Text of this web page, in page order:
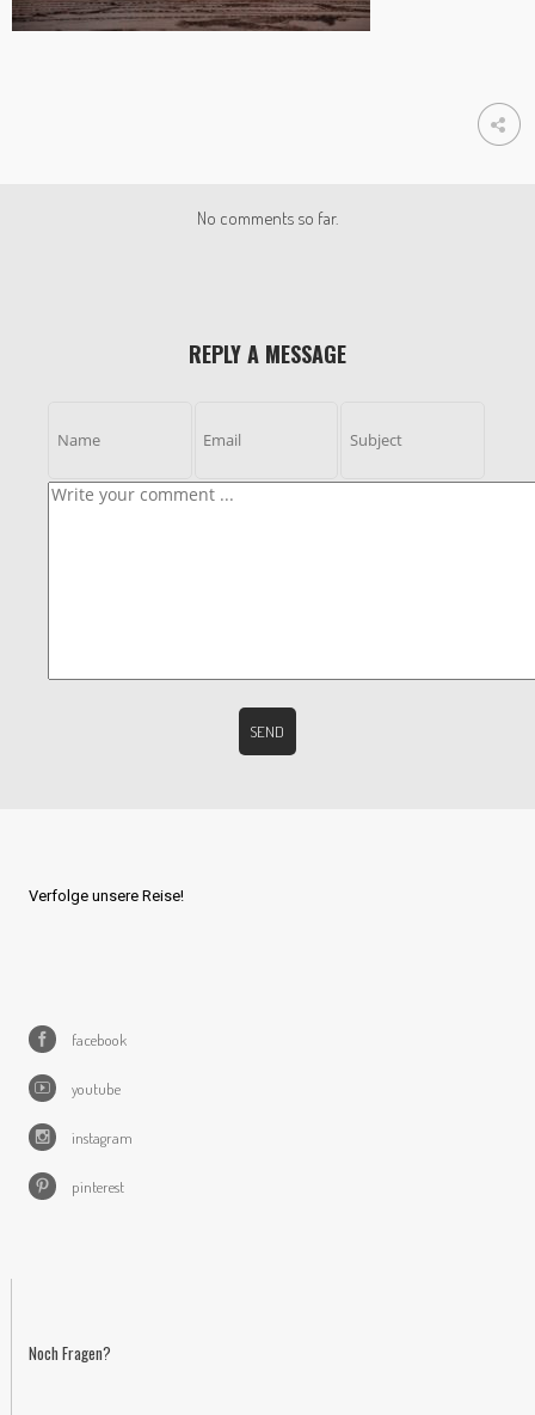
No comments so far.
REPLY A MESSAGE
Verfolge unsere Reise!
facebook
youtube
instagram
pinterest
Noch Fragen?